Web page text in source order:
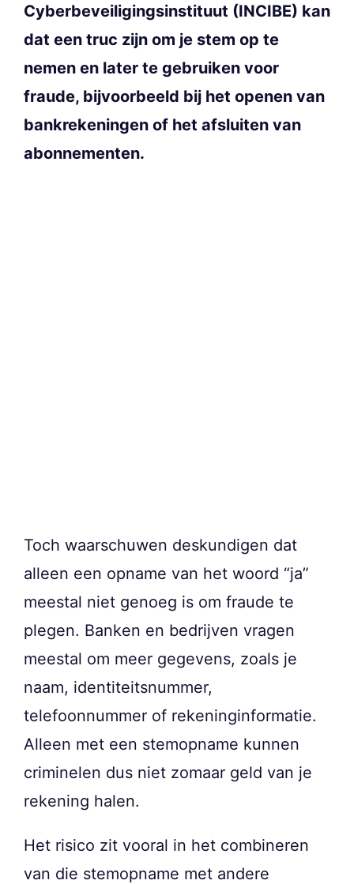
Cyberbeveiligingsinstituut (INCIBE) kan
dat een truc zijn om je stem op te
nemen en later te gebruiken voor
fraude, bijvoorbeeld bij het openen van
bankrekeningen of het afsluiten van
abonnementen.
Toch waarschuwen deskundigen dat
alleen een opname van het woord “ja”
meestal niet genoeg is om fraude te
plegen. Banken en bedrijven vragen
meestal om meer gegevens, zoals je
naam, identiteitsnummer,
telefoonnummer of rekeninginformatie.
Alleen met een stemopname kunnen
criminelen dus niet zomaar geld van je
rekening halen.
Het risico zit vooral in het combineren
van die stemopname met andere